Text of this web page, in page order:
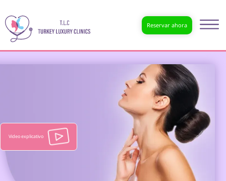
Reservar ahora
Video explicativo